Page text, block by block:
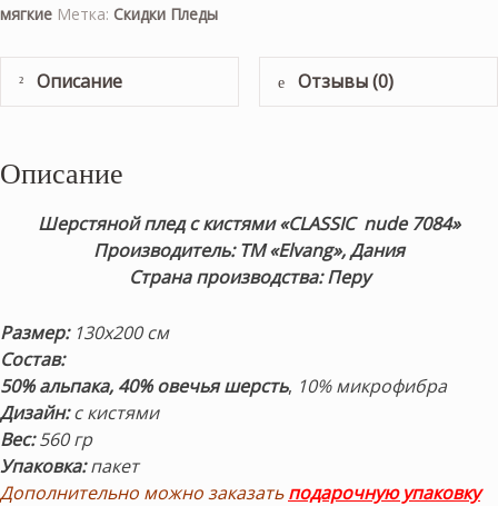
мягкие Метка: Скидки Пледы
Описание Отзывы (0)
Описание
Шерстяной плед с кистями «CLASSIC nude 7084»
Производитель: ТМ «Elvang», Дания
Страна производства: Перу
Размер:130х200 см
Состав:
50% альпака, 40% овечья шерсть, 10% микрофибра
Дизайн:с кистями
Вес:560 гр
Упаковка:пакет
Дополнительно можно заказать подарочную упаковку